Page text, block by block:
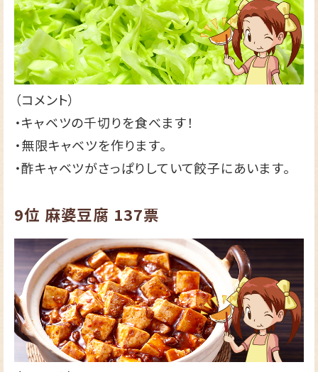
（コメント）
・キャベツの千切りを食べます！
・無限キャベツを作ります。
・酢キャベツがさっぱりしていて餃子にあいます。
9位 麻婆豆腐 137票